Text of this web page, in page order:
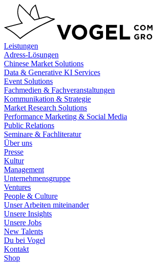
Zum
Inhalt
springen
Leistungen
Adress-Lösungen
Chinese Market Solutions
Data & Generative KI Services
Event Solutions
Fachmedien & Fachveranstaltungen
Kommunikation & Strategie
Market Research Solutions
Performance Marketing & Social Media
Public Relations
Seminare & Fachliteratur
Über uns
Presse
Kultur
Management
Unternehmensgruppe
Ventures
People & Culture
Unser Arbeiten miteinander
Unsere Insights
Unsere Jobs
New Talents
Du bei Vogel
Kontakt
Shop